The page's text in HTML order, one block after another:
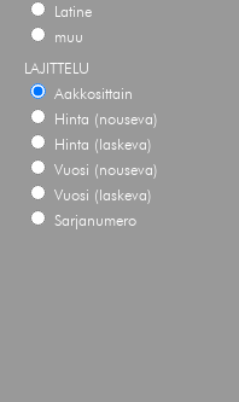
Latine
muu
LAJITTELU
Aakkosittain
Hinta (nouseva)
Hinta (laskeva)
Vuosi (nouseva)
Vuosi (laskeva)
Sarjanumero